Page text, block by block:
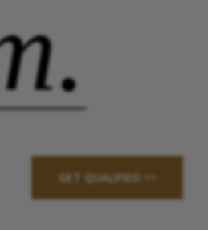
GET QUALIFIED >>